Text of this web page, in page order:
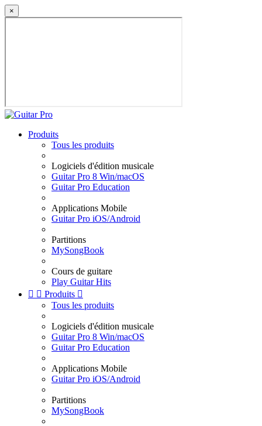
×
Produits
Tous les produits
Logiciels d'édition musicale
Guitar Pro 8 Win/macOS
Guitar Pro Education
Applications Mobile
Guitar Pro iOS/Android
Partitions
MySongBook
Cours de guitare
Play Guitar Hits
  Produits 
Tous les produits
Logiciels d'édition musicale
Guitar Pro 8 Win/macOS
Guitar Pro Education
Applications Mobile
Guitar Pro iOS/Android
Partitions
MySongBook